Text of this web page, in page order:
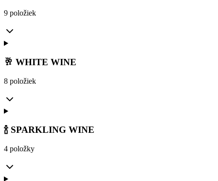
9 položiek
🥂 WHITE WINE
8 položiek
🍾 SPARKLING WINE
4 položky